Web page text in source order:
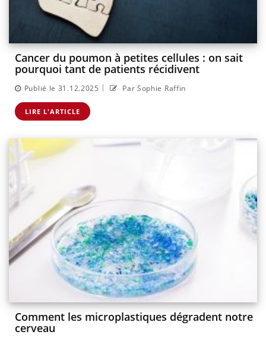
Cancer du poumon à petites cellules : on sait
pourquoi tant de patients récidivent
Publié le 31.12.2025 | Par Sophie Raffin
LIRE L'ARTICLE
Comment les microplastiques dégradent notre
cerveau